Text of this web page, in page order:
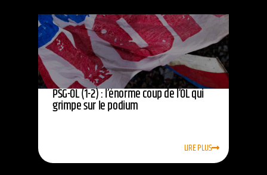
PSG-OL (1-2) : l’énorme coup de l’OL qui
grimpe sur le podium
LIRE PLUS